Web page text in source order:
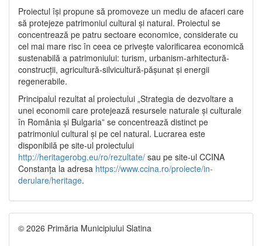
Proiectul își propune să promoveze un mediu de afaceri care
să protejeze patrimoniul cultural și natural. Proiectul se
concentrează pe patru sectoare economice, considerate cu
cel mai mare risc în ceea ce privește valorificarea economică
sustenabilă a patrimoniului: turism, urbanism-arhitectură-
construcții, agricultură-silvicultură-pășunat și energii
regenerabile.
Principalul rezultat al proiectului „Strategia de dezvoltare a
unei economii care protejează resursele naturale și culturale
în România și Bulgaria” se concentrează distinct pe
patrimoniul cultural și pe cel natural. Lucrarea este
disponibilă pe site-ul proiectului
http://heritagerobg.eu/ro/rezultate/ sau pe site-ul CCINA
Constanța la adresa https://www.ccina.ro/proiecte/in-
derulare/heritage.
© 2026 Primăria Municipiului Slatina